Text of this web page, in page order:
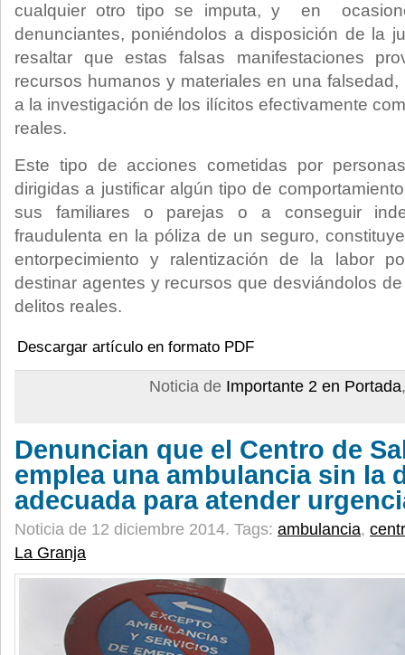
cualquier otro tipo se imputa, y en
denunciantes, poniéndolos a disposición de la
resaltar que estas falsas manifestaciones
recursos humanos y materiales en una
a la investigación de los ilícitos efectivamente
reales.
Este tipo de acciones cometidas por
dirigidas a justificar algún tipo de
sus familiares o parejas o a conseguir
fraudulenta en la póliza de un seguro,
entorpecimiento y ralentización de la labor
destinar agentes y recursos que desviándolos
delitos reales.
Descargar artículo en formato PDF
Noticia de Importante 2 en Portada
Denuncian que el Centro de
emplea una ambulancia sin la
adecuada para atender
Noticia de 12 diciembre 2014. Tags: ambulancia,
La Granja